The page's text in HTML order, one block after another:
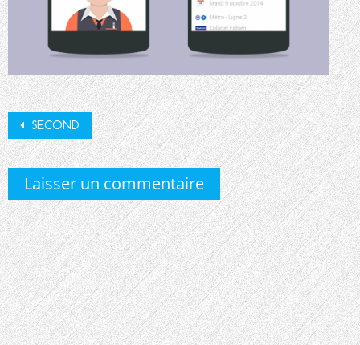
Post
navigation
SECOND
Laisser un commentaire